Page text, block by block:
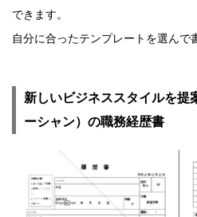
できます。
自分に合ったテンプレートを選んで
新しいビジネススタイルを
ーシャン）の職務経歴書